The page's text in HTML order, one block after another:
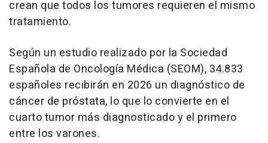
crean que todos los tumores requieren el mismo
tratamiento.
Según un estudio realizado por la Sociedad
Española de Oncología Médica (SEOM), 34.833
españoles recibirán en 2026 un diagnóstico de
cáncer de próstata, lo que lo convierte en el
cuarto tumor más diagnosticado y el primero
entre los varones.